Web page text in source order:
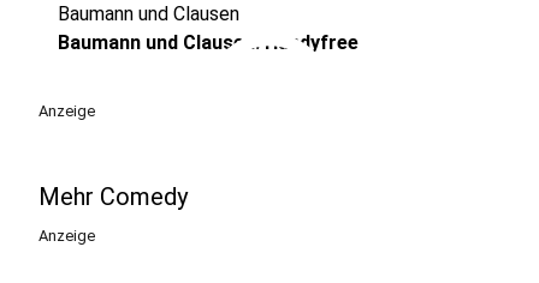
play_circle
Baumann und Clausen
Baumann und Clausen: Handyfree
Anzeige
Mehr Comedy
Anzeige